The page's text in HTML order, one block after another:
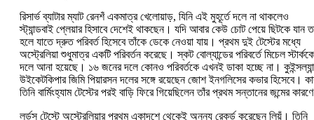
রিসার্ভ ব্যাটার ম্যাট রেনশঁ একমাত্র খেলোয়াড়, যিনি এই মুহূর্তে দলে না থাকলেও
স্ট্যান্ডবাই প্লেয়ার হিসাবে দেশেই থাকছেন। যদি আবার কেউ চোট পেয়ে ছিটকে যান
হলে যাতে দ্রুত পরিবর্ত হিসেবে তাঁকে ডেকে নেওয়া যায়। প্রথম দুই টেস্টের মধ্যে
অস্ট্রেলিয়া শুধুমাত্র একটি পরিবর্তন করেছে। স্কট বোল্যান্ডের পরিবর্তে মিচেল স্টার্ককে
দলে আনা হয়েছে। ১৬ জনের দলে কোনও পরিবর্তকে এখনই ডাকা হচ্ছে না।
উইকেটকিপার জিমি পিয়ারসন দলের সঙ্গে রয়েছেন জোশ ইনগলিসের কভার হিসেবে।
তিনি বার্মিংহ্যাম টেস্টের পরই বাড়ি ফিরে গিয়েছিলেন তাঁর প্রথম সন্তানের জন্মের
লর্ডস টেস্টে অস্ট্রেলিয়ার প্রথম একাদশে থেকেই অনন্য রেকর্ড করেছেন লিয়ঁ। তিনি